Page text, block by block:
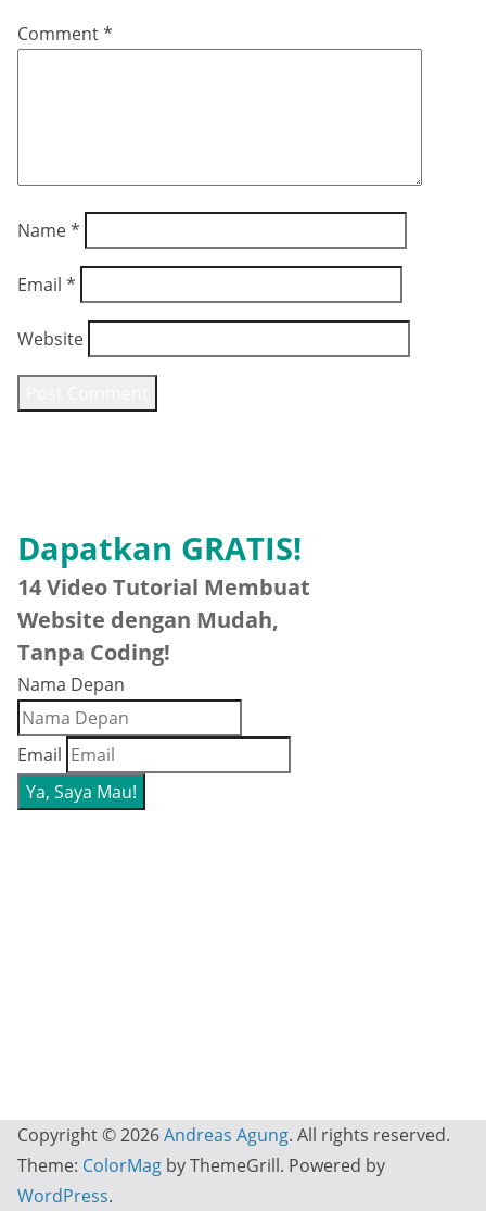
Comment*
Name*
Email *
Website
Dapatkan GRATIS!
14 Video Tutorial Membuat
Website dengan Mudah,
Tanpa Coding!
Nama Depan
Email
Copyright © 2026Andreas Agung. All rights reserved.
Theme: ColorMag by ThemeGrill. Powered by
WordPress.